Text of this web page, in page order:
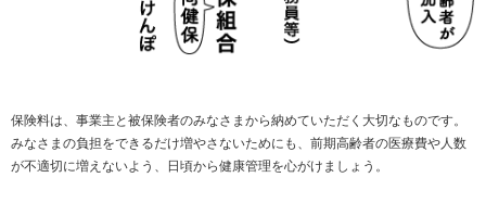
保険料は、事業主と被保険者のみなさまから納めていただく大切なものです。
みなさまの負担をできるだけ増やさないためにも、前期高齢者の医療費や人数
が不適切に増えないよう、日頃から健康管理を心がけましょう。